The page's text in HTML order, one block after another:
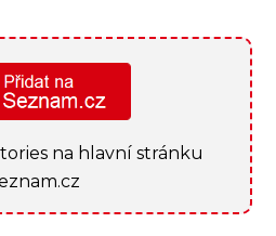
na hlavní stránku